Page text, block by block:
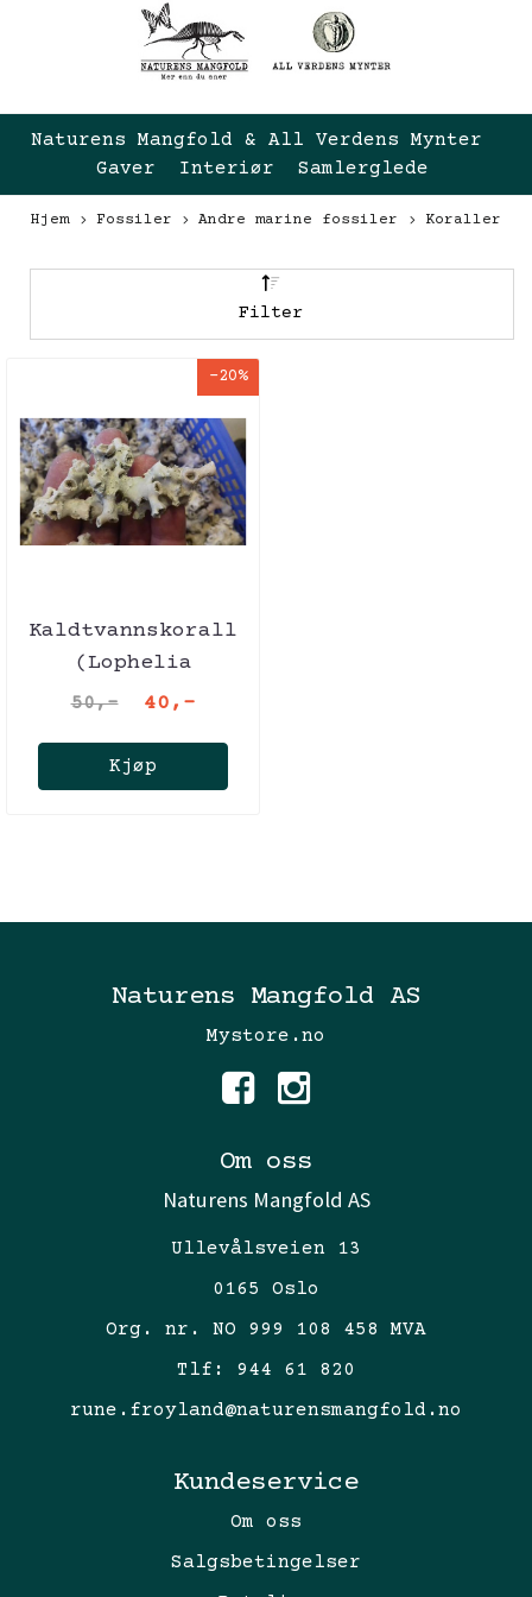
Naturens Mangfold & All Verdens Mynter 
Gaver  Interiør  Samlerglede
Hjem Fossiler Andre marine fossiler Koraller
Filter
-20%
Kaldtvannskorall
(Lophelia
pertusa)
50,- 40,-
Kjøp
Naturens Mangfold AS
Mystore.no
Om oss
Naturens Mangfold AS
Ullevålsveien 13
0165 Oslo
Org. nr. NO 999 108 458 MVA
Tlf: 944 61 820
rune.froyland@naturensmangfold.no
Kundeservice
Om oss
Salgsbetingelser